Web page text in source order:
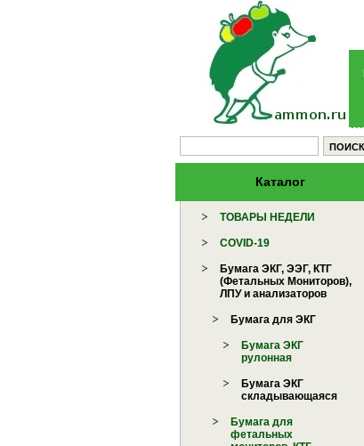
Каталог
ТОВАРЫ НЕДЕЛИ
COVID-19
Бумага ЭКГ, ЭЭГ, КТГ
(Фетальных Мониторов),
ЛПУ и анализаторов
Бумага для ЭКГ
Бумага ЭКГ
рулонная
Бумага ЭКГ
складывающаяся
Бумага для
фетальных